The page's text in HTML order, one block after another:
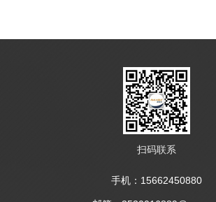
扫码联系
手机：15662450880